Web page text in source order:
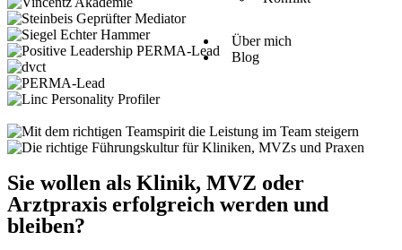
Über mich
Blog
Sie wollen als Klinik, MVZ oder
Arztpraxis erfolgreich werden und
bleiben?